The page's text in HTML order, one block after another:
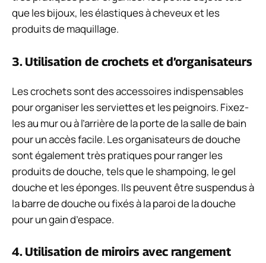
que les bijoux, les élastiques à cheveux et les
produits de maquillage.
3. Utilisation de crochets et d’organisateurs
Les crochets sont des accessoires indispensables
pour organiser les serviettes et les peignoirs. Fixez-
les au mur ou à l’arrière de la porte de la salle de bain
pour un accès facile. Les organisateurs de douche
sont également très pratiques pour ranger les
produits de douche, tels que le shampoing, le gel
douche et les éponges. Ils peuvent être suspendus à
la barre de douche ou fixés à la paroi de la douche
pour un gain d’espace.
4. Utilisation de miroirs avec rangement